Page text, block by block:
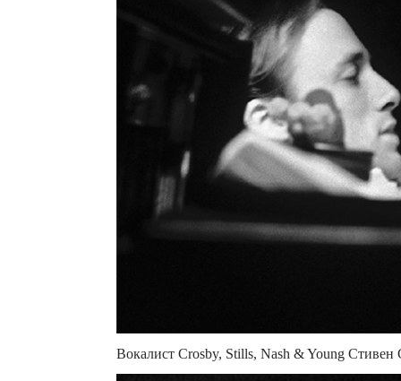
Вокалист Crosby, Stills, Nash & Young